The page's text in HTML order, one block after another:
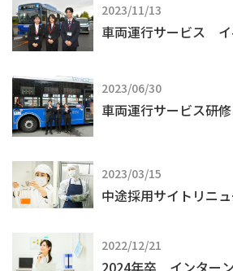
2023/11/13
車両運行サービス イ
2023/06/30
車両運行サービス研修
2023/03/15
中途採用サイトリニ
2022/12/21
2024年卒 インター